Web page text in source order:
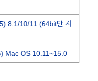
8.1/10/11 (64bit만 지
Mac OS 10.11~15.0